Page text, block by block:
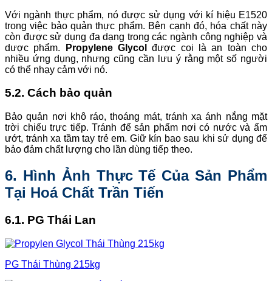
Với ngành thực phẩm, nó được sử dụng với kí hiệu E1520
trong việc bảo quản thực phẩm. Bên cạnh đó, hóa chất này
còn được sử dụng đa dạng trong các ngành công nghiệp và
dược phẩm.
Propylene Glycol
được coi là an toàn cho
nhiều ứng dụng, nhưng cũng cần lưu ý rằng một số người
có thể nhạy cảm với nó.
5.2. Cách bảo quản
Bảo quản nơi khô ráo, thoáng mát, tránh xa ánh nắng mặt
trời chiếu trực tiếp. Tránh để sản phẩm nơi có nước và ẩm
ướt, tránh xa tầm tay trẻ em. Giữ kín bao sau khi sử dụng để
bảo đảm chất lượng cho lần dùng tiếp theo.
6. Hình Ảnh Thực Tế Của Sản Phẩm
Tại Hoá Chất Trần Tiến
6.1. PG Thái Lan
PG Thái Thùng 215kg